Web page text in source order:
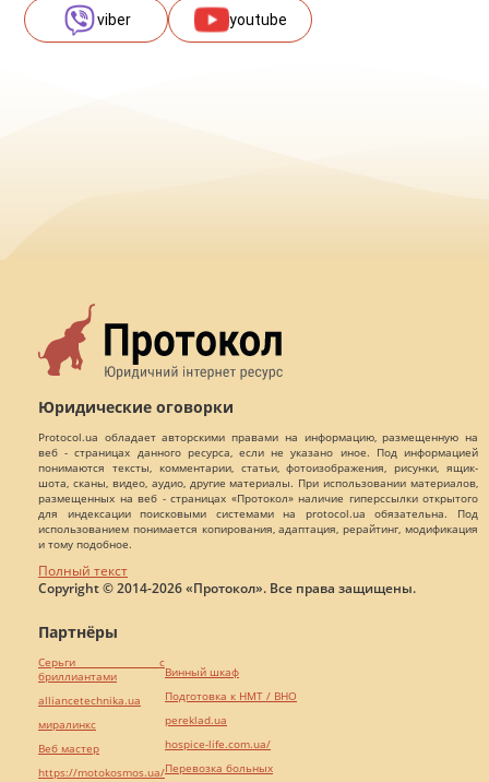
viber youtube
Юридические оговорки
Protocol.ua обладает авторскими правами на информацию, размещенную на
веб - страницах данного ресурса, если не указано иное. Под информацией
понимаются тексты, комментарии, статьи, фотоизображения, рисунки, ящик-
шота, сканы, видео, аудио, другие материалы. При использовании материалов,
размещенных на веб - страницах «Протокол» наличие гиперссылки открытого
для индексации поисковыми системами на protocol.ua обязательна. Под
использованием понимается копирования, адаптация, рерайтинг, модификация
и тому подобное.
Полный текст
Copyright © 2014-2026 «Протокол». Все права защищены.
Партнёры
Серьги с
бриллиантами
alliancetechnika.ua
миралинкс
Веб мастер
https://motokosmos.ua/
Винный шкаф
Подготовка к НМТ / ВНО
pereklad.ua
hospice-life.com.ua/
Перевозка больных